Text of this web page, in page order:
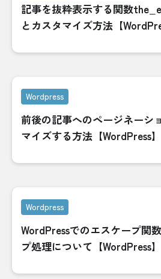
記事を抜粋表示する関数
とカスタマイズ方法【
Wordpress
前後の記事へのページネーシ
マイズする方法【WordPress】
Wordpress
WordPressでのエスケープ関
プ処理について【WordPress】